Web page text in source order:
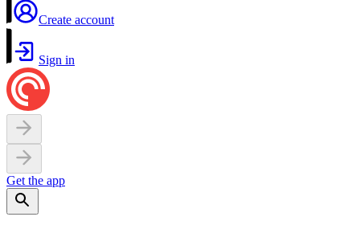
Create account
Sign in
Get the app